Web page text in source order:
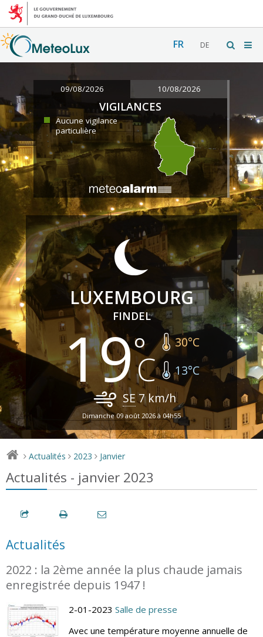
FR DE
09/08/2026 10/08/2026
VIGILANCES
Aucune vigilance
particulière
LUXEMBOURG
FINDEL
19 30°C
13°C
SE7km/h
Dimanche 09 août 2026 à 04h55
> Actualités > 2023 > Janvier
Actualités - janvier 2023
Actualités
2022 : la 2ème année la plus chaude jamais
enregistrée depuis 1947 !
2-01-2023 Salle de presse
Avec une température moyenne annuelle de